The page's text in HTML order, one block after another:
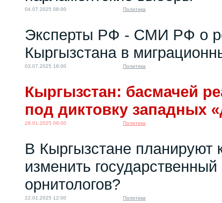
04.07.2025 08:00 Политика
Эксперты РФ - СМИ РФ о
Кыргызстана в
03.07.2025 18:00 Политика
Кыргызстан: басмачей
под диктовку западных
28.01.2025 08:00 Политика
В Кыргызстане планируют
изменить
орнитологов?
22.01.2025 12:00 Политика